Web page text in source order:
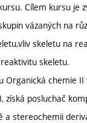
Cílem kursu je
vázaných na
skeletu na
skeletu.
Organická chemie
získá posluchač
a stereochemii